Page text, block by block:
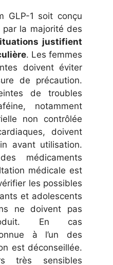
GLP-1 soit conçu
la majorité des
justifient
. Les femmes
doivent éviter
de précaution.
de troubles
notamment
non contrôlée
doivent
avant utilisation.
médicaments
médicale est
les possibles
et adolescents
ne doivent pas
En cas
à l’un des
est déconseillée.
très sensibles